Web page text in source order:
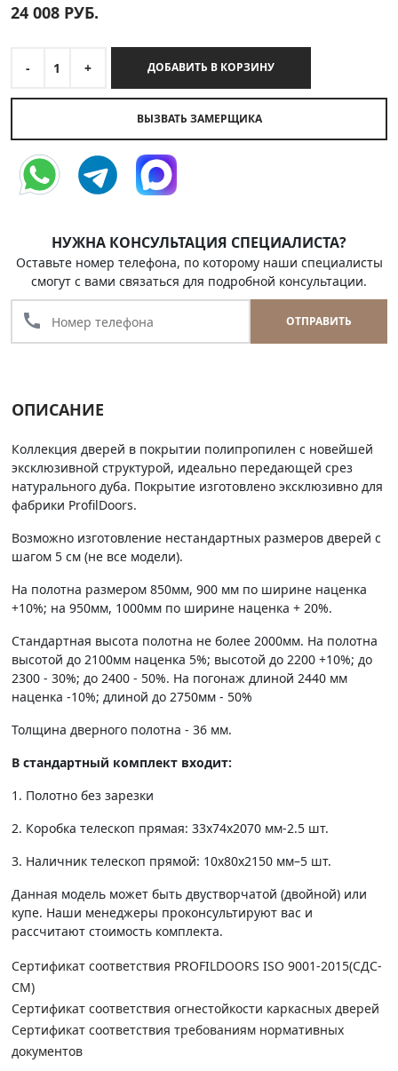
24 008 РУБ.
- 1 + ДОБАВИТЬ В КОРЗИНУ
ВЫЗВАТЬ ЗАМЕРЩИКА
НУЖНА КОНСУЛЬТАЦИЯ СПЕЦИАЛИСТА?
Оставьте номер телефона, по которому наши специалисты
смогут с вами связаться для подробной консультации.
call ОТПРАВИТЬ
ОПИСАНИЕ
Коллекция дверей в покрытии полипропилен с новейшей
эксклюзивной структурой, идеально передающей срез
натурального дуба. Покрытие изготовлено эксклюзивно для
фабрики ProfilDoors.
Возможно изготовление нестандартных размеров дверей с
шагом 5 см (не все модели).
На полотна размером 850мм, 900 мм по ширине наценка
+10%; на 950мм, 1000мм по ширине наценка + 20%.
Стандартная высота полотна не более 2000мм. На полотна
высотой до 2100мм наценка 5%; высотой до 2200 +10%; до
2300 - 30%; до 2400 - 50%. На погонаж длиной 2440 мм
наценка -10%; длиной до 2750мм - 50%
Толщина дверного полотна - 36 мм.
В стандартный комплект входит:
1. Полотно без зарезки
2. Коробка телескоп прямая: 33х74х2070 мм-2.5 шт.
3. Наличник телескоп прямой: 10х80х2150 мм–5 шт.
Данная модель может быть двустворчатой (двойной) или
купе. Наши менеджеры проконсультируют вас и
рассчитают стоимость комплекта.
Сертификат соответствия PROFILDOORS ISO 9001-2015(СДС-
СМ)
Сертификат соответствия огнестойкости каркасных дверей
Сертификат соответствия требованиям нормативных
документов